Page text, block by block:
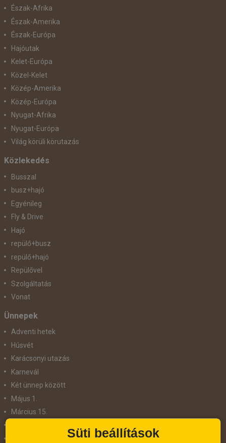
Észak-Afrika
Észak-Amerika
Észak-Európa
Hajóutak
Kelet-Európa
Közel-Kelet
Közép-Amerika
Közép-Európa
Nyugat-Afrika
Nyugat-Európa
Világ körüli körutazás
Közlekedés
Busszal
busz+hajó
Egyénileg
Fly & Drive
Hajó
repülő+busz
repülő+hajó
Repülővel
Szolgáltatás
Vonat
Ünnepek
Adventi hetek
Húsvét
Karácsonyi utazás
Karnevál
Két ünnep között
Május 1.
Március 15.
Süti beállítások